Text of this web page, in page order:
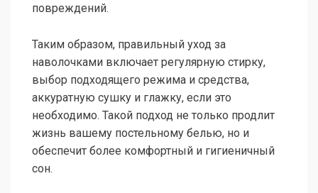
повреждений.
Таким образом, правильный уход за
наволочками включает регулярную стирку,
выбор подходящего режима и средства,
аккуратную сушку и глажку, если это
необходимо. Такой подход не только продлит
жизнь вашему постельному белью, но и
обеспечит более комфортный и гигиеничный
сон.